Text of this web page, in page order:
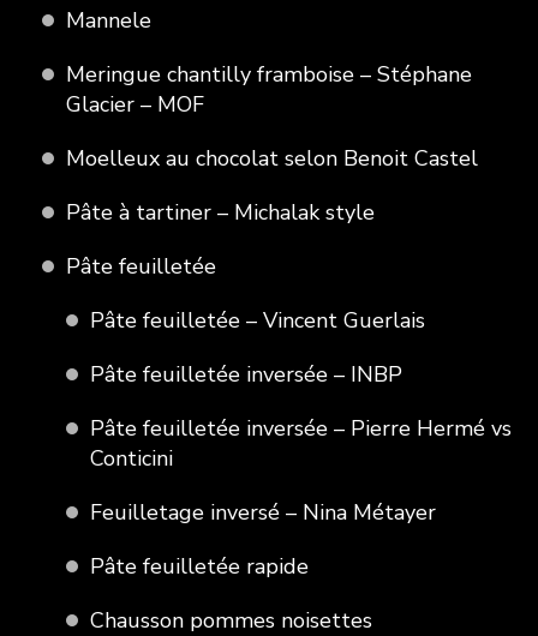
Mannele
Meringue chantilly framboise – Stéphane
Glacier – MOF
Moelleux au chocolat selon Benoit Castel
Pâte à tartiner – Michalak style
Pâte feuilletée
Pâte feuilletée – Vincent Guerlais
Pâte feuilletée inversée – INBP
Pâte feuilletée inversée – Pierre Hermé vs
Conticini
Feuilletage inversé – Nina Métayer
Pâte feuilletée rapide
Chausson pommes noisettes